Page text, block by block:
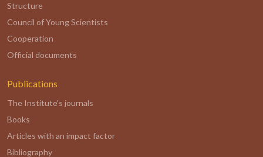
Structure
Council of Young Scientists
Cooperation
Official documents
Publications
The Institute's journals
Books
Articles with an impact factor
Bibliography